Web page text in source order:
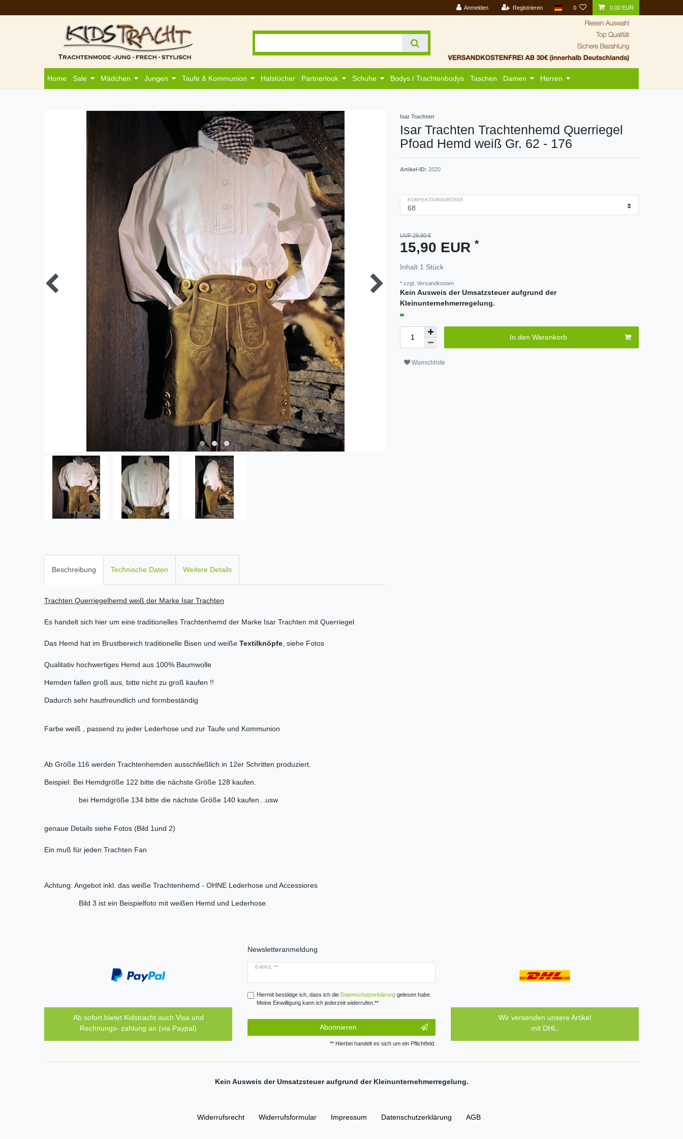
Anmelden Registrieren 0 0,00 EUR
Home Sale Mädchen Jungen Taufe & Kommunion Halstücher Partnerlook Schuhe Bodys / Trachtenbodys Taschen Damen Herren
Isar Trachten
Isar Trachten Trachtenhemd Querriegel
Pfoad Hemd weiß Gr. 62 - 176
Artikel-ID: 2020
KONFEKTIONSGRÖSSE
UVP 29,90 €
15,90 EUR *
Inhalt 1 Stück
* zzgl. Versandkosten
Kein Ausweis der Umsatzsteuer aufgrund der
Kleinunternehmerregelung.
In den Warenkorb
Wunschliste
Beschreibung Technische Daten Weitere Details
Trachten Querriegelhemd weiß der Marke Isar Trachten
Es handelt sich hier um eine traditionelles Trachtenhemd der Marke Isar Trachten mit Querriegel
Das Hemd hat im Brustbereich traditionelle Bisen und weiße Textilknöpfe, siehe Fotos
Qualitativ hochwertiges Hemd aus 100% Baumwolle
Hemden fallen groß aus, bitte nicht zu groß kaufen !!
Dadurch sehr hautfreundlich und formbeständig
Farbe weiß , passend zu jeder Lederhose und zur Taufe und Kommunion
Ab Größe 116 werden Trachtenhemden ausschließlich in 12er Schritten produziert.
Beispiel: Bei Hemdgröße 122 bitte die nächste Größe 128 kaufen.
bei Hemdgröße 134 bitte die nächste Größe 140 kaufen...usw
genaue Details siehe Fotos (Bild 1und 2)
Ein muß für jeden Trachten Fan
Achtung: Angebot inkl. das weiße Trachtenhemd - OHNE Lederhose und Accessiores
Bild 3 ist ein Beispielfoto mit weißen Hemd und Lederhose.
Ab sofort bietet Kidstracht auch Visa und
Rechnungs- zahlung an (via Paypal)
Newsletteranmeldung
E-MAIL **
Hiermit bestätige ich, dass ich die Daten­schutz­erklärunggelesen habe.
Meine Einwilligung kann ich jederzeit widerrufen.**
Abonnieren
** Hierbei handelt es sich um ein Pflichtfeld.
Wir versenden unsere Artikel
mit DHL.
Kein Ausweis der Umsatzsteuer aufgrund der Kleinunternehmerregelung.
Widerrufs­recht Widerrufs­formular Impressum Daten­schutz­erklärung AGB